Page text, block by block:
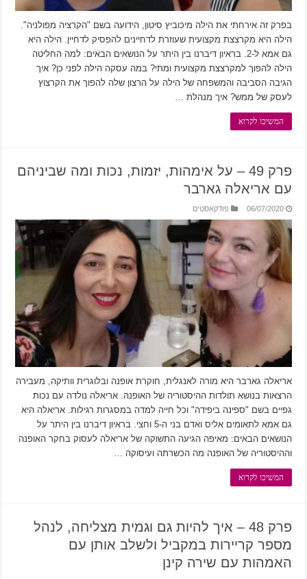
בפרק זה אירחתי את הילה מיכוביץ סיטון, הידועה בשם "הקרציה מפולניה".
הילה היא מקרצצת מקצועית שעוזרת לדחיינים להפסיק לדחיין. הילה היא
גם אמא ל-2. בראיון דיברנו בין היתר על הנושאים הבאים: למה החליטה
הילה להפוך למקרצצת מקצועית ומתי? במה עסקה הילה לפני כן? איך
הגיבה הסביבה והמשפחה של הילה על הרצון שלה להפוך את הקרצוץ
לעסק של ממש? איך מנהלת …
המשיכו לקרוא
פרק 49 – על אימהות, יזמות, נכות ומה שביניהם
עם אריאלה גארבר
06/07/2020 פודקאסטים
אריאלה גארבר היא מורה לאנגלית, חוקרת אופנה ובלוגרית וותיקה, מעבירה
הרצאות בנושא תולדות ההיסטוריה של האופנה. אריאלה נולדה עם נכות
גפיים בשם "ספינה ביפידה" וכל חייה למדה במסגרות רגילות. אריאלה היא
גם אמא לתאומים אליס ואדם בני ה-5 וחצי. בראיון דיברנו בין היתר על
הנושאים הבאים: מאיפה הגיעה התשוקה של אריאלה לעסוק בחקר האופנה
וההיסטוריה של האופנה מה הכשרתה ועיסוקה …
המשיכו לקרוא
פרק 48 – איך להיות גם וגמית מצליחה, לנהל
מספר קריירות במקביל ולשלב אותן עם
האמהות עם שירה קינן